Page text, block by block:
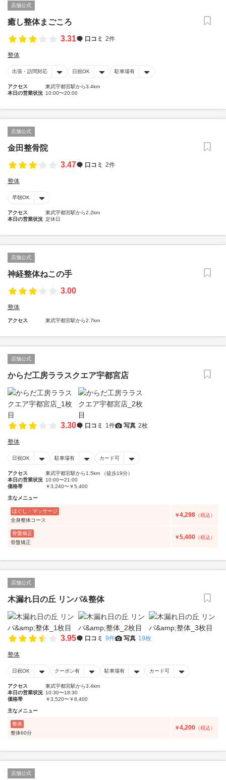
店舗公式
癒し整体まごころ
3.31
口コミ 2件
整体
出張・訪問対応 日祝OK 駐車場有
アクセス
東武宇都宮駅から3.4km
本日の営業状況 10:00〜20:00
店舗公式
金田整骨院
3.47
口コミ 2件
整体
早朝OK
アクセス
東武宇都宮駅から2.2km
本日の営業状況 定休日
店舗公式
神経整体ねこの手
3.00
整体
アクセス 東武宇都宮駅から2.7km
店舗公式
からだ工房ララスクエア宇都宮店
3.30 口コミ 1件 写真 2枚
整体
日祝OK 駐車場有 カード可
アクセス
東武宇都宮駅から1.5km （徒歩19分）
本日の営業状況 10:00〜21:00
価格帯
￥3,240〜￥5,400
主なメニュー
ほぐし・マッサージ
全身整体コース
￥4,298 （税込）
骨盤矯正
骨盤矯正
￥5,400 （税込）
店舗公式
木漏れ日の丘 リンパ&整体
3.95 口コミ 9件 写真 19枚
整体
日祝OK クーポン有 駐車場有 カード可
アクセス
東武宇都宮駅から3.4km
本日の営業状況 10:30〜18:30
価格帯
￥3,520〜￥8,400
主なメニュー
整体
整体60分
￥4,200 （税込）
店舗公式